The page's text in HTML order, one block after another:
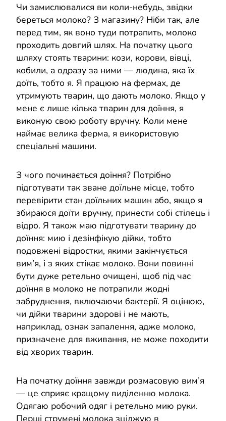
Чи замислювалися ви коли-небудь, звідки
береться молоко? З магазину? Ніби так, але
перед тим, як воно туди потрапить, молоко
проходить довгий шлях. На початку цього
шляху стоять тварини: кози, корови, вівці,
кобили, а одразу за ними — людина, яка їх
доїть, тобто я. Я працюю на фермах, де
утримують тварин, що дають молоко. Якщо у
мене є лише кілька тварин для доїння, я
виконую свою роботу вручну. Коли мене
наймає велика ферма, я використовую
спеціальні машини.
З чого починається доїння? Потрібно
підготувати так зване доїльне місце, тобто
перевірити стан доїльних машин або, якщо я
збираюся доїти вручну, принести собі стілець і
відро. Я також маю підготувати тварину до
доїння: мию і дезінфікую дійки, тобто
подовжені відростки, якими закінчується
вим’я, і з яких стікає молоко. Вони повинні
бути дуже ретельно очищені, щоб під час
доїння в молоко не потрапили жодні
забруднення, включаючи бактерії. Я оцінюю,
чи дійки тварини здорові і не мають,
наприклад, ознак запалення, адже молоко,
призначене для вживання, не може походити
від хворих тварин.
На початку доїння завжди розмасовую вим’я
— це сприяє кращому виділенню молока.
Одягаю робочий одяг і ретельно мию руки.
Перші струмені молока зціджую в